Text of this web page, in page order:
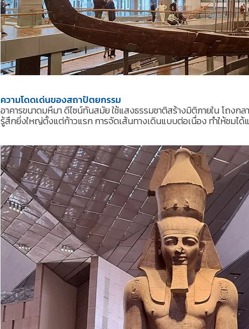
ความโดดเด่นของสถาปัตยกรรม
อาคารขนาดมหึมา ดีไซน์ทันสมัย ใช้แสงธรรมชาติสร้างมิติภายใน โถงก
รู้สึกยิ่งใหญ่ตั้งแต่ก้าวแรก การจัดเส้นทางเดินแบบต่อเนื่อง ทำให้ชมได้